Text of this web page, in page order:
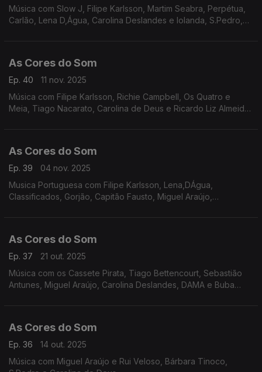
Música com Slow J, Filipe Karlsson, Martim Seabra, Perpétua,
Carlão, Lena D,Água, Carolina Deslandes e Iolanda, S.Pedro,
As Cores do Som
Ep. 40
11 nov. 2025
Música com Filipe Karlsson, Richie Campbell, Os Quatro e
Meia, Tiago Nacarato, Carolina de Deus e Ricardo Liz Almeida,
As Cores do Som
Ep. 39
04 nov. 2025
Musica Portuguesa com Filipe Karlsson, Lena,DÁgua,
Classificados, Gorjão, Capitão Fausto, Miguel Araújo,
As Cores do Som
Ep. 37
21 out. 2025
Música com os Cassete Pirata, Tiago Bettencourt, Sebastião
Antunes, Miguel Araújo, Carolina Deslandes, DAMA e Buba
As Cores do Som
Ep. 36
14 out. 2025
Música com Miguel Araújo e Rui Veloso, Bárbara Tinoco,